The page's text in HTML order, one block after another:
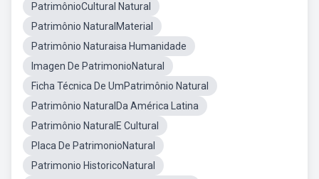
PatrimônioCultural Natural
Patrimônio NaturalMaterial
Patrimônio Naturaisa Humanidade
Imagen De PatrimonioNatural
Ficha Técnica De UmPatrimônio Natural
Patrimônio NaturalDa América Latina
Patrimônio NaturalE Cultural
Placa De PatrimonioNatural
Patrimonio HistoricoNatural